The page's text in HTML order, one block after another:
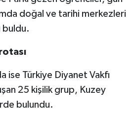
doğal ve tarihi merkezleri
buldu.
ise Türkiye Diyanet Vakfı
25 kişilik grup, Kuzey
bulundu.